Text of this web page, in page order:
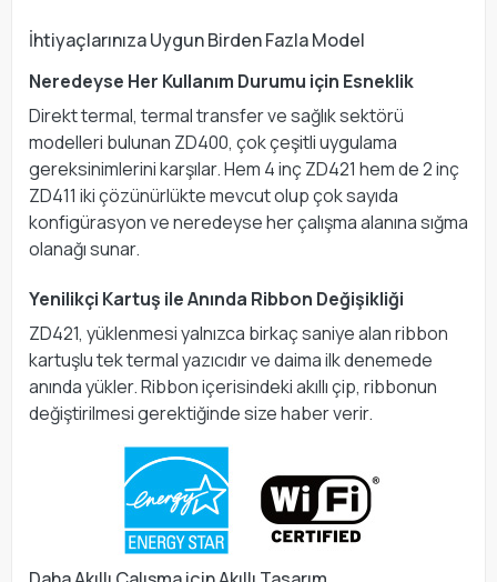
İhtiyaçlarınıza Uygun Birden Fazla Model
Neredeyse Her Kullanım Durumu için Esneklik
Direkt termal, termal transfer ve sağlık sektörü
modelleri bulunan ZD400, çok çeşitli uygulama
gereksinimlerini karşılar. Hem 4 inç ZD421 hem de 2 inç
ZD411 iki çözünürlükte mevcut olup çok sayıda
konfigürasyon ve neredeyse her çalışma alanına sığma
olanağı sunar.
Yenilikçi Kartuş ile Anında Ribbon Değişikliği
ZD421, yüklenmesi yalnızca birkaç saniye alan ribbon
kartuşlu tek termal yazıcıdır ve daima ilk denemede
anında yükler. Ribbon içerisindeki akıllı çip, ribbonun
değiştirilmesi gerektiğinde size haber verir.